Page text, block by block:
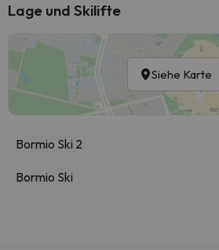
Lage und Skilifte
Siehe Karte
Bormio Ski 2
Bormio Ski